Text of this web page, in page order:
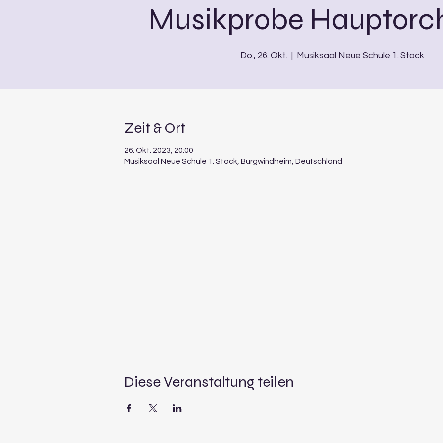
Musikprobe
Do., 26. Okt.
  |
Musiksaal Neue Schule 1. Stock
Zeit & Ort
26. Okt. 2023, 20:00
Musiksaal Neue Schule 1. Stock, Burgwindheim, Deutschland
Diese Veranstaltung teilen